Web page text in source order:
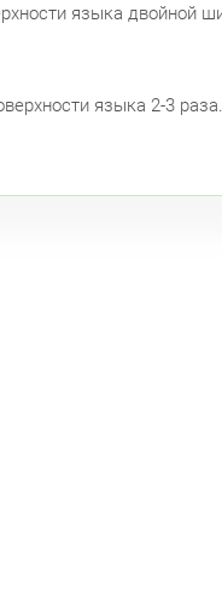
языка двойной
языка 2-3